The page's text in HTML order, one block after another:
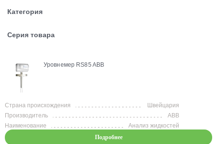
Категория
Серия товара
Уровнемер RS85 ABB
Страна происхождения
Швейцария
Производитель
ABB
Наименование
Анализ жидкостей
Подробнее